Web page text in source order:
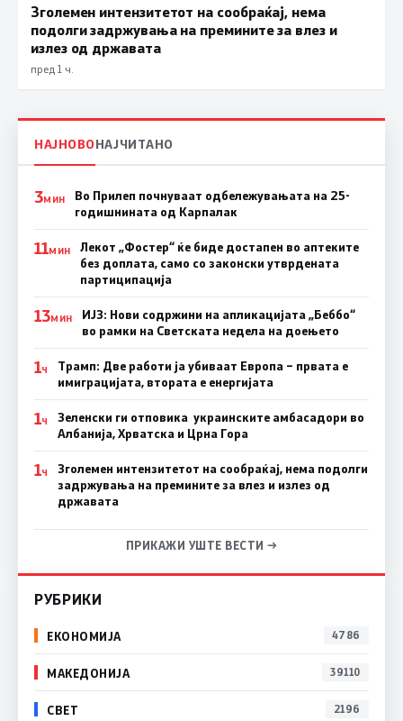
Зголемен интензитетот на сообраќај, нема
подолги задржувања на премините за влез и
излез од државата
пред 1 ч.
НАЈНОВОНАЈЧИТАНО
3МИН
Во Прилеп почнуваат одбележувањата на 25-
годишнината од Карпалак
11МИН
Лекот „Фостер“ ќе биде достапен во аптеките
без доплата, само со законски утврдената
партиципација
13МИН
ИЈЗ: Нови содржини на апликацијата „Беббо“
во рамки на Светската недела на доењето
1Ч
Трамп: Две работи ја убиваат Европа – првата е
имиграцијата, втората е енергијата
1Ч
Зеленски ги отповика украинските амбасадори во
Албанија, Хрватска и Црна Гора
1Ч
Зголемен интензитетот на сообраќај, нема подолги
задржувања на премините за влез и излез од
државата
ПРИКАЖИ УШТЕ ВЕСТИ →
РУБРИКИ
ЕКОНОМИЈА 4786
МАКЕДОНИЈА 39110
СВЕТ 2196